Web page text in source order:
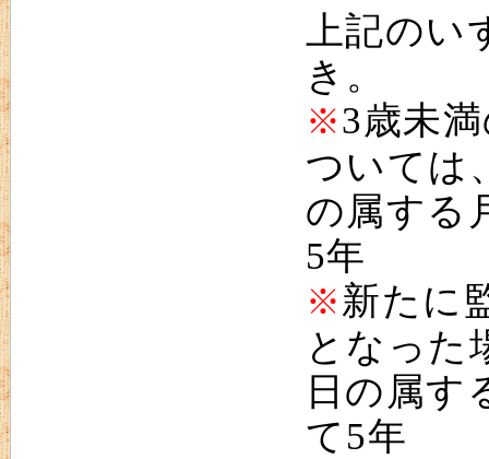
上記のい
き。
※3歳未
ついては
の属する
5年
※ 新たに
となった
日の属す
て5年